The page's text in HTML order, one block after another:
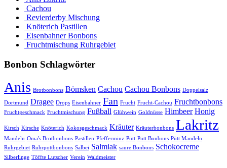
Cachou
Revierderby Mischung
Knöterich Pastillen
Eisenbahner Bonbons
Fruchtmischung Ruhrgebiet
Bonbon Schlagwörter
Anis Brotbonbons Bömsken Cachou Cachou Bonbons Doppelsalz
Dortmund Dragee Drops Eisenbahner Fan Frucht Frucht-Cachou Fruchtbonbons
Fruchtgeschmack Fruchtmischung Fußball Glühwein Goldnüsse Himbeer Honig
Kirsch Kirsche Knöterich Kokosgeschmack Kräuter Kräuterbonbons Lakritz
Mandeln Oma's Brotbonbons Pastillen Pfefferminz Pütt Pütt Bonbons Pütt Mandeln
Ruhrgebiet Ruhrpottbonbons Salbei Salmiak saure Bonbons Schokocreme
Silberlinge Töffte Lutscher Verein Waldmeister